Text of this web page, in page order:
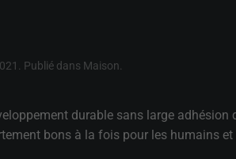
. Publié dans Maison
durable sans large
bons à la fois pour les humains